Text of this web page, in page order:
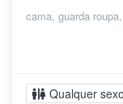
cama, guarda
Qualquer sexo